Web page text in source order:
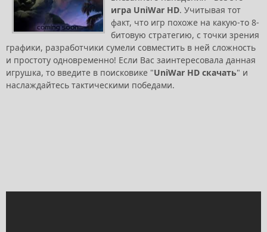
игра UniWar HD. Учитывая тот
факт, что игр похоже на какую-то 8-
битовую стратегию, с точки зрения
графики, разработчики сумели совместить в ней сложность
и простоту одновременно! Если Вас заинтересовала данная
игрушка, то введите в поисковике "UniWar HD скачать" и
наслаждайтесь тактическими победами.